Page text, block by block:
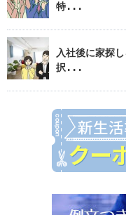
特...
入社後に家探
択...